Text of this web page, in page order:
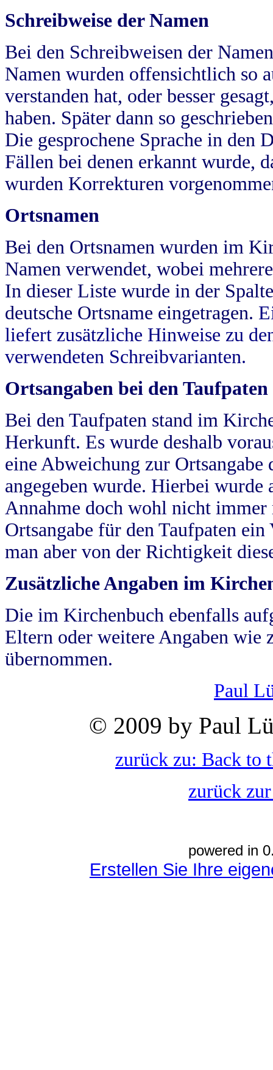
Schreibweise der Namen
Bei den Schreibweisen der
Namen wurden offensichtlich so
verstanden hat, oder besser
haben. Später dann so
Die gesprochene Sprache in
Fällen bei denen erkannt wurde,
wurden Korrekturen
Ortsnamen
Bei den Ortsnamen wurden im
Namen verwendet, wobei
In dieser Liste wurde in der
deutsche Ortsname eingetragen.
liefert zusätzliche Hinweise zu
verwendeten Schreibvarianten.
Ortsangaben bei den Taufpaten
Bei den Taufpaten stand im
Herkunft. Es wurde deshalb
eine Abweichung zur
angegeben wurde. Hierbei wurde
Annahme doch wohl nicht
Ortsangabe für den Taufpaten
man aber von der Richtigkeit
Zusätzliche Angaben im
Die im Kirchenbuch ebenfalls
Eltern oder weitere Angaben wie
übernommen.
Paul
© 2009 by Paul
zurück zu: Back to
zurück
powered in
Erstellen Sie Ihre